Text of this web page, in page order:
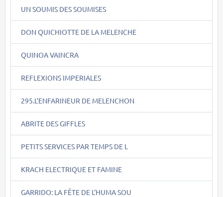
UN SOUMIS DES SOUMISES
DON QUICHIOTTE DE LA MELENCHE
QUINOA VAINCRA
REFLEXIONS IMPERIALES
295.L'ENFARINEUR DE MELENCHON
ABRITE DES GIFFLES
PETITS SERVICES PAR TEMPS DE L
KRACH ELECTRIQUE ET FAMINE
GARRIDO: LA FÊTE DE L'HUMA SOU